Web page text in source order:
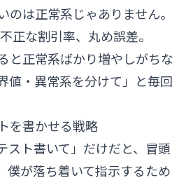
のは正常系じゃありません。
正な割引率、丸め誤差。
と正常系ばかり増やしがちな
値・異常系を分けて」と毎回
を書かせる戦略
スト書いて」だけだと、冒頭
僕が落ち着いて指示するため